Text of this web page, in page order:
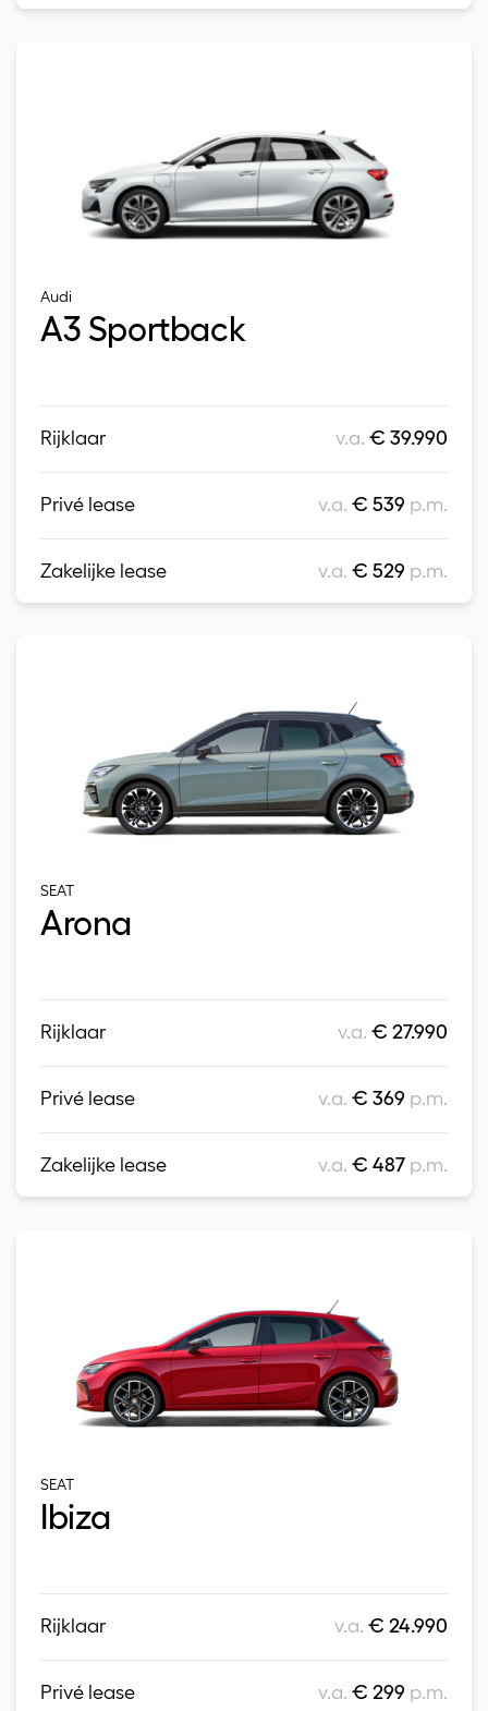
Audi
A3 Sportback
Rijklaar v.a.€ 39.990
Privé lease v.a.€ 539 p.m.
Zakelijke lease v.a.€ 529 p.m.
SEAT
Arona
Rijklaar v.a.€ 27.990
Privé lease v.a.€ 369 p.m.
Zakelijke lease v.a.€ 487 p.m.
SEAT
Ibiza
Rijklaar v.a.€ 24.990
Privé lease v.a.€ 299 p.m.